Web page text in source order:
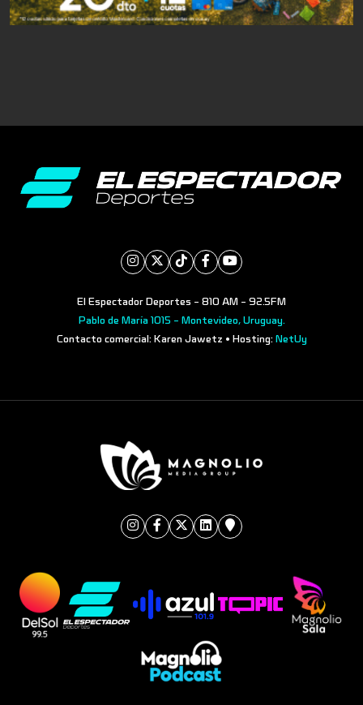
El Espectador Deportes - 810 AM - 92.5FM
Pablo de María 1015 - Montevideo, Uruguay.
Contacto comercial: Karen Jawetz • Hosting: NetUy